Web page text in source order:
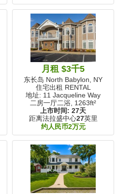
月租 $3千5
东长岛 North Babylon, NY
住宅出租 RENTAL
地址: 11 Jacqueline Way
二房一厅二浴, 1263ft²
上市时间: 27天
距离法拉盛中心27英里
约人民币2万元